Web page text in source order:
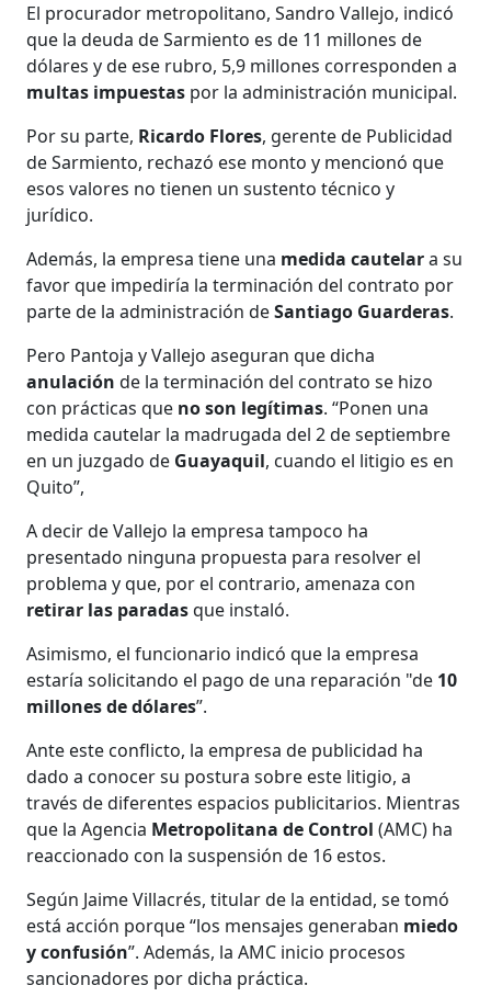
El procurador metropolitano, Sandro Vallejo, indicó
que la deuda de Sarmiento es de 11 millones de
dólares y de ese rubro, 5,9 millones corresponden a
multas impuestas por la administración municipal.
Por su parte, Ricardo Flores, gerente de Publicidad
de Sarmiento, rechazó ese monto y mencionó que
esos valores no tienen un sustento técnico y
jurídico.
Además, la empresa tiene una medida cautelara su
favor que impediría la terminación del contrato por
parte de la administración deSantiago Guarderas.
Pero Pantoja y Vallejo aseguran que dicha
anulación de la terminación del contrato se hizo
con prácticas que no son legítimas. “Ponen una
medida cautelar la madrugada del 2 de septiembre
en un juzgado de Guayaquil, cuando el litigio es en
Quito”,
A decir de Vallejo la empresa tampoco ha
presentado ninguna propuesta para resolver el
problema y que, por el contrario, amenaza con
retirar las paradasque instaló.
Asimismo, el funcionario indicó que la empresa
estaría solicitando el pago de una reparación "de 10
millones de dólares”.
Ante este conflicto, la empresa de publicidad ha
dado a conocer su postura sobre este litigio, a
través de diferentes espacios publicitarios. Mientras
que la Agencia Metropolitana de Control (AMC) ha
reaccionado con la suspensión de 16 estos.
Según Jaime Villacrés, titular de la entidad, se tomó
está acción porque “los mensajes generaban miedo
y confusión”. Además, la AMC inicio procesos
sancionadores por dicha práctica.